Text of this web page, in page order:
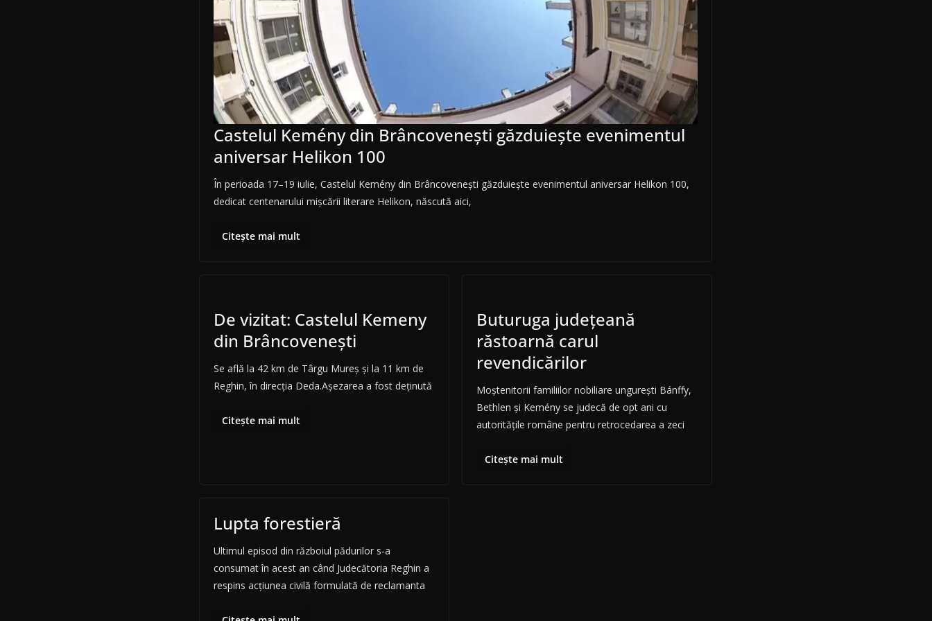
Castelul Kemény din Brâncovenești găzduiește evenimentul
aniversar Helikon 100
În perioada 17–19 iulie, Castelul Kemény din Brâncovenești găzduiește evenimentul aniversar Helikon 100,
dedicat centenarului mișcării literare Helikon, născută aici,
Citește mai mult
De vizitat: Castelul Kemeny
din Brâncovenești
Se află la 42 km de Târgu Mureş şi la 11 km de
Reghin, în direcţia Deda.Așezarea a fost deținută
Citește mai mult
Buturuga județeană
răstoarnă carul
revendicărilor
Moştenitorii familiilor nobiliare ungureşti Bánffy,
Bethlen şi Kemény se judecă de opt ani cu
autorităţile române pentru retrocedarea a zeci
Citește mai mult
Lupta forestieră
Ultimul episod din războiul pădurilor s-a
consumat în acest an când Judecătoria Reghin a
respins acţiunea civilă formulată de reclamanta